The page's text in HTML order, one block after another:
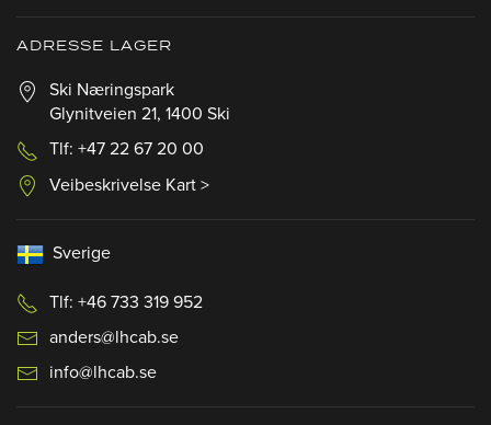
ADRESSE LAGER
Ski Næringspark
Glynitveien 21, 1400 Ski
Tlf: +47 22 67 20 00
Veibeskrivelse Kart >
Sverige
Tlf: +46 733 319 952
anders@lhcab.se
info@lhcab.se